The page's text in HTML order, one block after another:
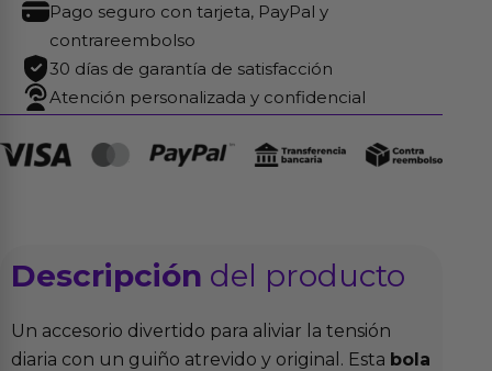
Pago seguro con tarjeta, PayPal y
contrareembolso
30 días de garantía de satisfacción
Atención personalizada y confidencial
Descripción del producto
Un accesorio divertido para aliviar la tensión
diaria con un guiño atrevido y original. Esta bola